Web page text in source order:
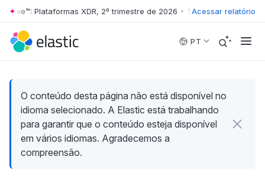
Skip to main content
Plataformas XDR, 2º trimestre de 2026 • The Forrester Wave™:
Acessar relatório
PT
O conteúdo desta página não está disponível no
idioma selecionado. A Elastic está trabalhando
para garantir que o conteúdo esteja disponível
em vários idiomas. Agradecemos a
compreensão.